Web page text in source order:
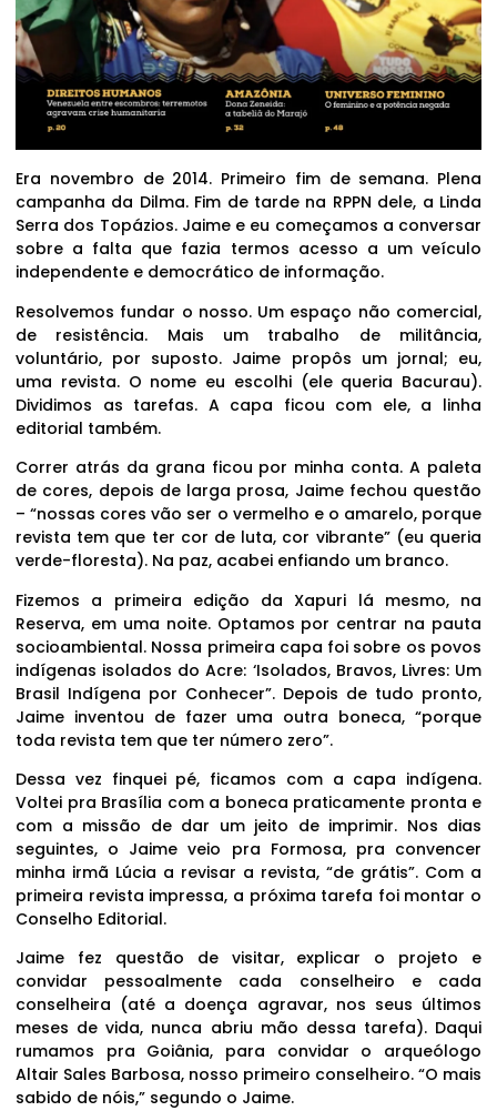
Era novembro de 2014. Primeiro fim de semana. Plena
campanha da Dilma. Fim de tarde na RPPN dele, a Linda
Serra dos Topázios. Jaime e eu começamos a conversar
sobre a falta que fazia termos acesso a um veículo
independente e democrático de informação.
Resolvemos fundar o nosso. Um espaço não comercial,
de resistência. Mais um trabalho de militância,
voluntário, por suposto. Jaime propôs um jornal; eu,
uma revista. O nome eu escolhi (ele queria Bacurau).
Dividimos as tarefas. A capa ficou com ele, a linha
editorial também.
Correr atrás da grana ficou por minha conta. A paleta
de cores, depois de larga prosa, Jaime fechou questão
– “nossas cores vão ser o vermelho e o amarelo, porque
revista tem que ter cor de luta, cor vibrante” (eu queria
verde-floresta). Na paz, acabei enfiando um branco.
Fizemos a primeira edição da Xapuri lá mesmo, na
Reserva, em uma noite. Optamos por centrar na pauta
socioambiental. Nossa primeira capa foi sobre os povos
indígenas isolados do Acre: ‘Isolados, Bravos, Livres: Um
Brasil Indígena por Conhecer”. Depois de tudo pronto,
Jaime inventou de fazer uma outra boneca, “porque
toda revista tem que ter número zero”.
Dessa vez finquei pé, ficamos com a capa indígena.
Voltei pra Brasília com a boneca praticamente pronta e
com a missão de dar um jeito de imprimir. Nos dias
seguintes, o Jaime veio pra Formosa, pra convencer
minha irmã Lúcia a revisar a revista, “de grátis”. Com a
primeira revista impressa, a próxima tarefa foi montar o
Conselho Editorial.
Jaime fez questão de visitar, explicar o projeto e
convidar pessoalmente cada conselheiro e cada
conselheira (até a doença agravar, nos seus últimos
meses de vida, nunca abriu mão dessa tarefa). Daqui
rumamos pra Goiânia, para convidar o arqueólogo
Altair Sales Barbosa, nosso primeiro conselheiro. “O mais
sabido de nóis,” segundo o Jaime.